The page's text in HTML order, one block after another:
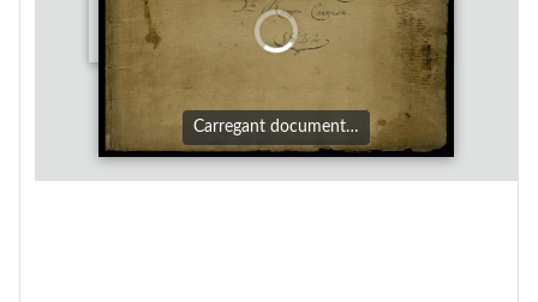
Carregant document…